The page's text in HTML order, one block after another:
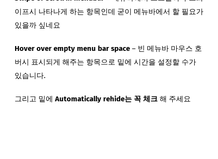
이프시 나타나게 하는 항목인데 굳이 메뉴바에서 할 필요가
있을까 싶네요
Hover over empty menu bar space – 빈 메뉴바 마우스 호
버시 표시되게 해주는 항목으로 밑에 시간을 설정할 수가
있습니다.
그리고 밑에 Automatically rehide는 꼭 체크 해 주세요